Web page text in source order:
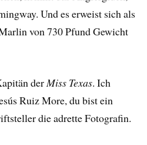
Und es erweist sich als
von 730 Pfund Gewicht
der Miss Texas. Ich
Ruiz More, du bist ein
die adrette Fotografin.